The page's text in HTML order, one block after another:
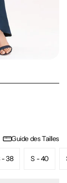
Guide des Tailles
- 38 S - 40